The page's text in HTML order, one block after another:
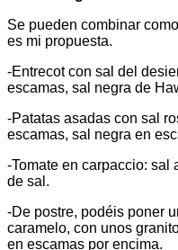
Se pueden combinar
es mi propuesta.
-Entrecot con sal del
escamas, sal negra de
-Patatas asadas con sal
escamas, sal negra en
-Tomate en carpaccio: sal
de sal.
-De postre, podéis poner
caramelo, con unos
en escamas por encima.